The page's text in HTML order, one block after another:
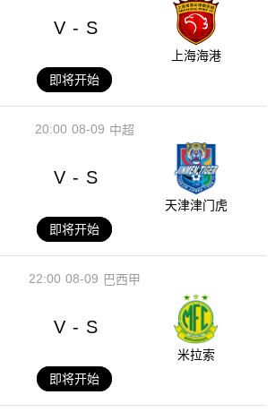
V - S
上海海港
即将开始
08-09
20:00 中超
V - S
天津津门虎
即将开始
08-09
22:00 巴西甲
V - S
米拉索
即将开始